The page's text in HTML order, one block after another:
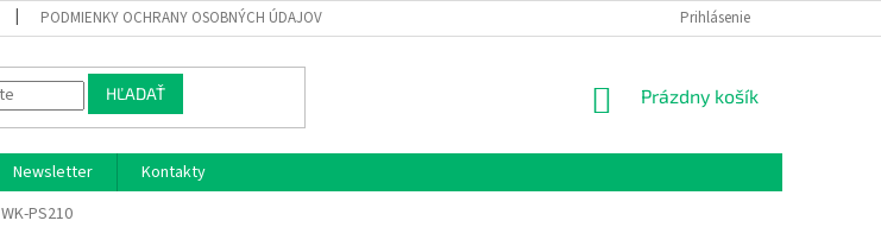
PODMIENKY OCHRANY OSOBNÝCH ÚDAJOV Prihlásenie
HĽADAŤ
NÁKUPNÝ
Prázdny košík
Newsletter
Kontakty
WK-PS210